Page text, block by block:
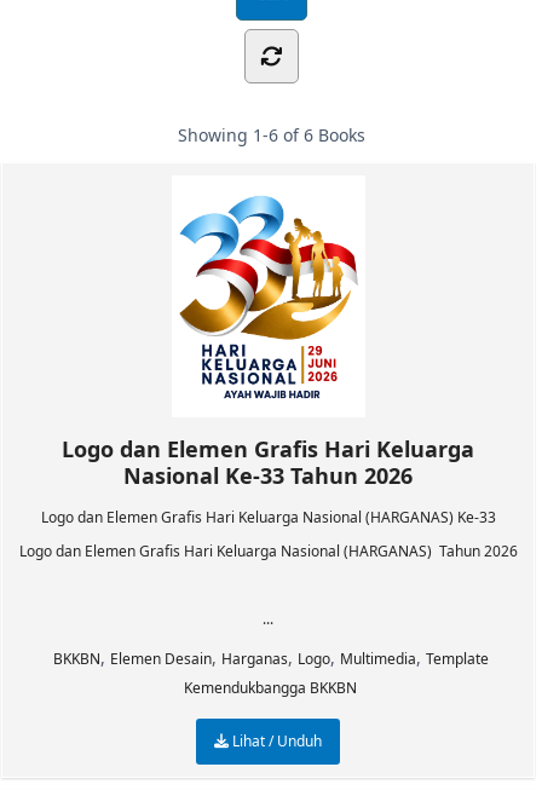
Showing 1-6 of 6Books
Logo dan Elemen Grafis Hari Keluarga
Nasional Ke-33 Tahun 2026
Logo dan Elemen Grafis Hari Keluarga Nasional (HARGANAS) Ke-33
Logo dan Elemen Grafis Hari Keluarga Nasional (HARGANAS) Tahun 2026
...
BKKBN, Elemen Desain, Harganas, Logo, Multimedia, Template
Kemendukbangga BKKBN
Lihat / Unduh